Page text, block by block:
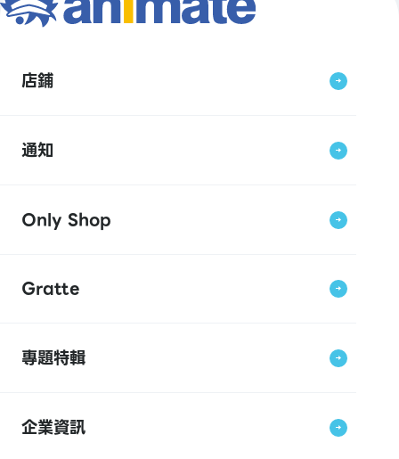
店鋪
通知
Only Shop
Gratte
專題特輯
企業資訊